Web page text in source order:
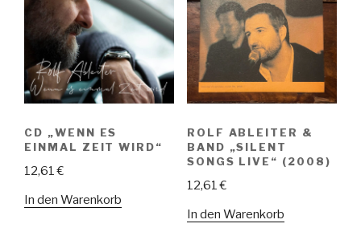
CD „WENN ES
EINMAL ZEIT WIRD“
12,61€
In den Warenkorb
ROLF ABLEITER &
BAND „SILENT
SONGS LIVE“ (2008)
12,61€
In den Warenkorb